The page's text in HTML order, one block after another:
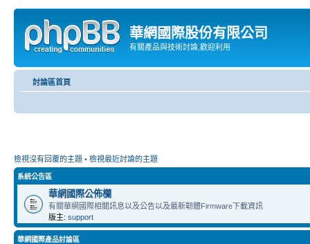
華網國際股份有限公司
有關產品與技術討論,歡迎利用
討論區首頁
檢視沒有回覆的主題 • 檢視最近討論的主題
系統公告區
華網國際公佈欄
有關華網國際相關訊息以及公告以及最新韌體Firmware下載資訊
版主: support
華網國際產品討論區